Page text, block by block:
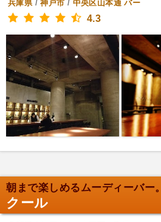
兵庫県/神戸市 / 中央区山本通 バー
4.3
朝まで楽しめるムーディーバー。
クール